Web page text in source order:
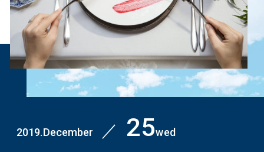
2019.December ／ 25wed